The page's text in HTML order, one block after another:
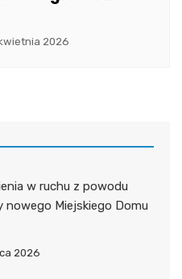
2026
w ruchu z powodu
nowego Miejskiego Domu
2026